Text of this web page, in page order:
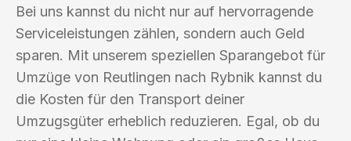
Bei uns kannst du nicht nur auf hervorragende
Serviceleistungen zählen, sondern auch Geld
sparen. Mit unserem speziellen Sparangebot für
Umzüge von Reutlingen nach Rybnik kannst du
die Kosten für den Transport deiner
Umzugsgüter erheblich reduzieren. Egal, ob du